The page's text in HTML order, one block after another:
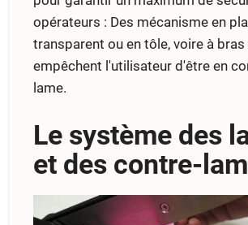
opérateurs : Des mécanisme en
transparent ou en tôle, voire à
empêchent l'utilisateur d'être en
lame.
Le système des
et des contre-